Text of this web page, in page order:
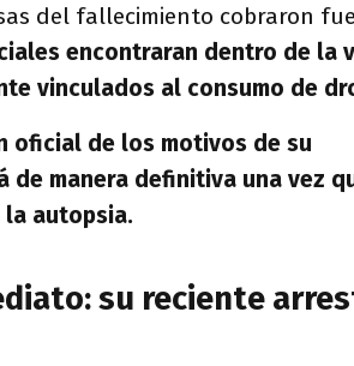
del fallecimiento cobraron
encontraran dentro de la
vinculados al consumo de
oficial de los motivos de su
manera definitiva una vez
autopsia.
su reciente